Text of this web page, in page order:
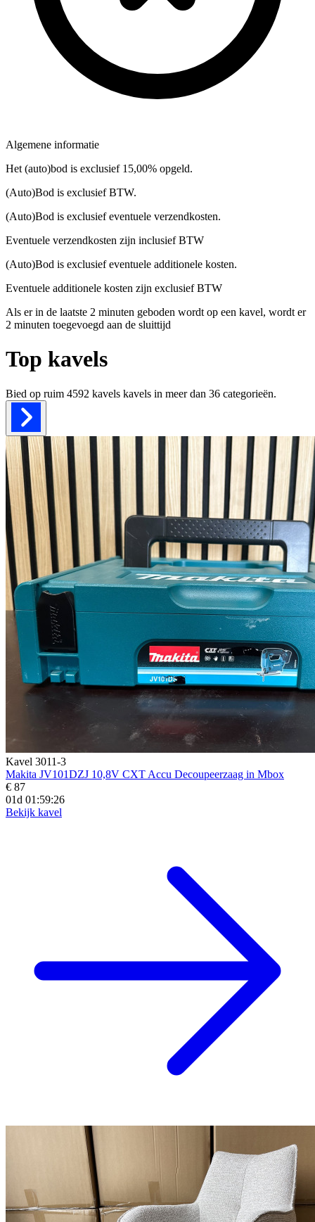
Algemene informatie
Het (auto)bod is exclusief 15,00% opgeld.
(Auto)Bod is exclusief BTW.
(Auto)Bod is exclusief eventuele verzendkosten.
Eventuele verzendkosten zijn inclusief BTW
(Auto)Bod is exclusief eventuele additionele kosten.
Eventuele additionele kosten zijn exclusief BTW
Als er in de laatste 2 minuten geboden wordt op een kavel, wordt er
2 minuten toegevoegd aan de sluittijd
Top kavels
Bied op ruim 4592 kavels kavels in meer dan 36 categorieën.
Kavel 3011-3
Makita JV101DZJ 10,8V CXT Accu Decoupeerzaag in Mbox
€ 87
01d 01:59:24
Bekijk kavel